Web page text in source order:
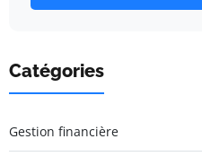
Catégories
Gestion financière